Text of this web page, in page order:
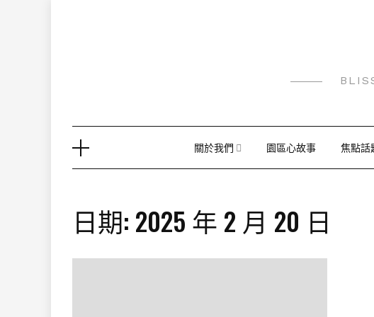
關於我們 園區心故事 焦點話
日期: 2025 年 2 月 20 日